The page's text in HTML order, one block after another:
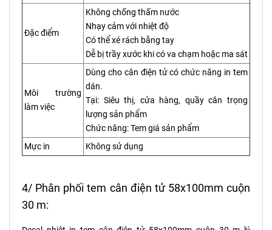
Đặc điểm
Không chống thấm nước
Nhạy cảm với nhiệt độ
Có thể xé rách bằng tay
Dễ bị trầy xước khi có va chạm hoặc ma sát
Môi trường
làm việc
Dùng cho cân điện tử có chức năng in tem
dán.
Tại: Siêu thị, cửa hàng, quầy cân trọng
lượng sản phẩm
Chức năng: Tem giá sản phẩm
Mực in
Không sử dụng
4/ Phân phối tem cân điện tử 58x100mm cuộn
30 m: